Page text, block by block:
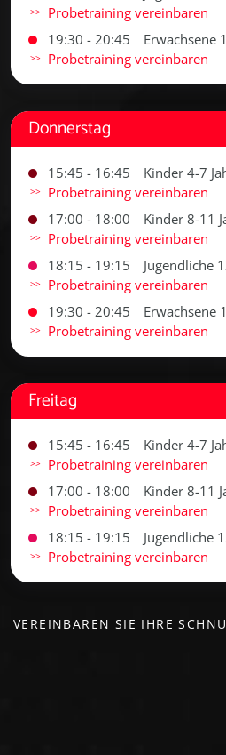
Probetraining vereinbaren
19:30 - 20:45
Erwachsene
Probetraining vereinbaren
Donnerstag
15:45 - 16:45
Kinder 4-7
Probetraining vereinbaren
17:00 - 18:00
Kinder 8-11
Probetraining vereinbaren
18:15 - 19:15
Jugendliche
Probetraining vereinbaren
19:30 - 20:45
Erwachsene
Probetraining vereinbaren
Freitag
15:45 - 16:45
Kinder 4-7
Probetraining vereinbaren
17:00 - 18:00
Kinder 8-11
Probetraining vereinbaren
18:15 - 19:15
Jugendliche
Probetraining vereinbaren
VEREINBAREN SIE IHRE